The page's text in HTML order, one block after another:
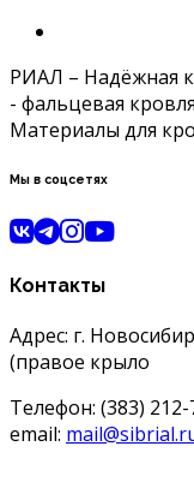
РИАЛ – Надёжная
- фальцевая
Материалы для
Мы в соцсетях
Контакты
Адрес: г.
(правое крыло
Телефон: (383) 212-
email: